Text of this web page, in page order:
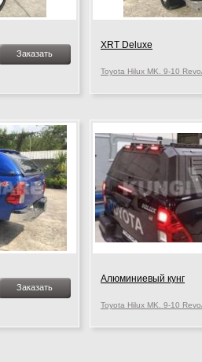
Заказать
XRT Deluxe
Заказать
Алюминиевый кунг